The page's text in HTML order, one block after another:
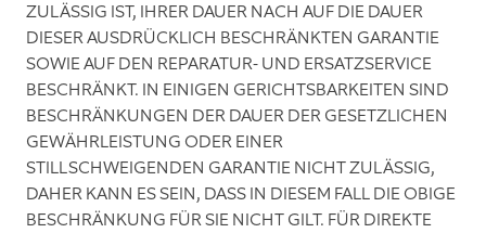
ZULÄSSIG IST, IHRER DAUER NACH AUF DIE DAUER
DIESER AUSDRÜCKLICH BESCHRÄNKTEN GARANTIE
SOWIE AUF DEN REPARATUR- UND ERSATZSERVICE
BESCHRÄNKT. IN EINIGEN GERICHTSBARKEITEN SIND
BESCHRÄNKUNGEN DER DAUER DER GESETZLICHEN
GEWÄHRLEISTUNG ODER EINER
STILLSCHWEIGENDEN GARANTIE NICHT ZULÄSSIG,
DAHER KANN ES SEIN, DASS IN DIESEM FALL DIE OBIGE
BESCHRÄNKUNG FÜR SIE NICHT GILT. FÜR DIREKTE